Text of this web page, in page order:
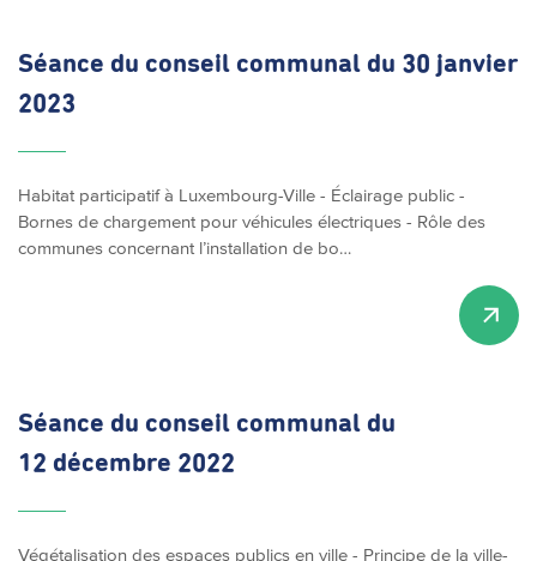
Séance du conseil communal du 30 janvier
2023
Habitat participatif à Luxembourg-Ville - Éclairage public -
Bornes de chargement pour véhicules électriques - Rôle des
communes concernant l’installation de bo…
Séance du conseil communal du
12 décembre 2022
Végétalisation des espaces publics en ville - Principe de la ville-